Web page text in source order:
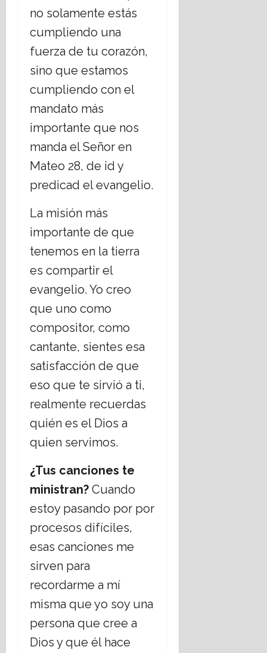
no solamente estás
cumpliendo una
fuerza de tu corazón,
sino que estamos
cumpliendo con el
mandato más
importante que nos
manda el Señor en
Mateo 28, de id y
predicad el evangelio.
La misión más
importante de que
tenemos en la tierra
es compartir el
evangelio. Yo creo
que uno como
compositor, como
cantante, sientes esa
satisfacción de que
eso que te sirvió a ti,
realmente recuerdas
quién es el Dios a
quien servimos.
¿Tus canciones te
ministran? Cuando
estoy pasando por por
procesos difíciles,
esas canciones me
sirven para
recordarme a mí
misma que yo soy una
persona que cree a
Dios y que él hace